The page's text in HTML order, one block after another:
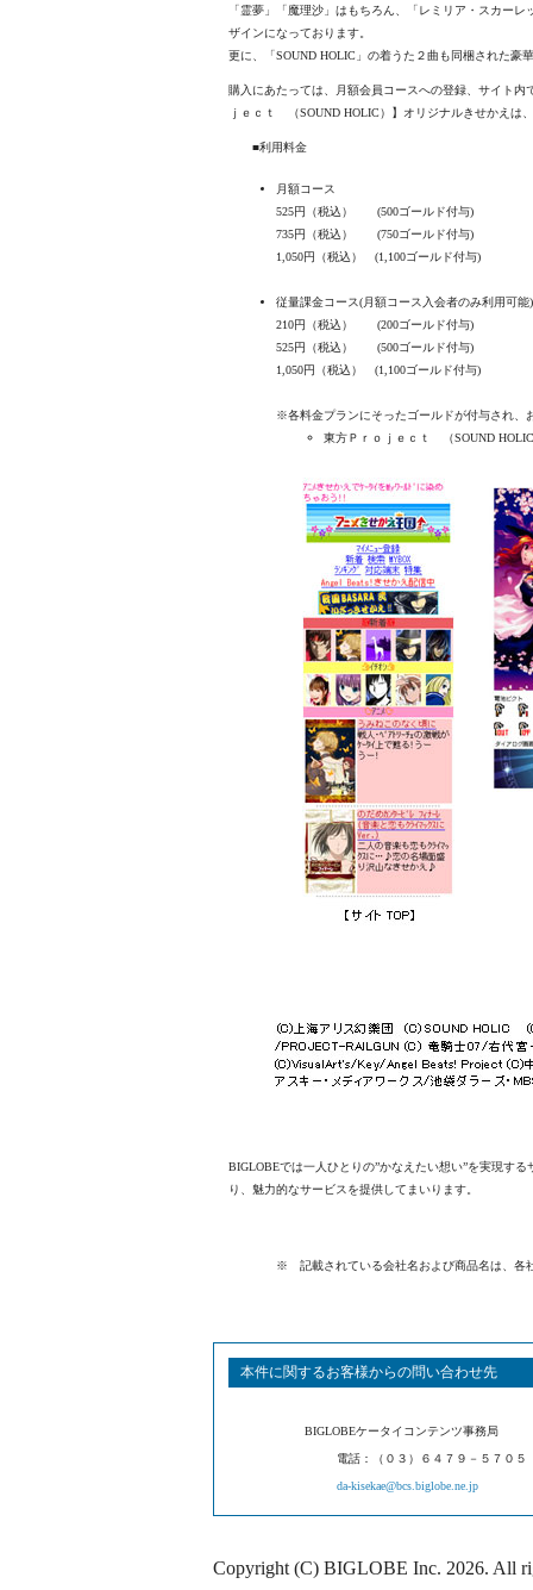
「霊夢」「魔理沙」はもちろん、「レミリア・スカー
ザインになっております。
更に、「SOUND HOLIC」の着うた２曲も同梱された豪
購入にあたっては、月額会員コースへの登録、サイト
ｊｅｃｔ （SOUND HOLIC）】オリジナルきせかえ
■利用料金
月額コース
525円（税込） (500ゴールド付与)
735円（税込） (750ゴールド付与)
1,050円（税込） (1,100ゴールド付与)
従量課金コース(月額コース入会者のみ利用可能)
210円（税込） (200ゴールド付与)
525円（税込） (500ゴールド付与)
1,050円（税込） (1,100ゴールド付与)
※各料金プランにそったゴールドが付与され、
東方Ｐｒｏｊｅｃｔ （SOUND
BIGLOBEでは一人ひとりの”かなえたい想い”を実現す
り、魅力的なサービスを提供してまいります。
※ 記載されている会社名および商品名は、各
本件に関するお客様からの問い合わせ先
BIGLOBEケータイコンテンツ事務局
電話：（０３）６４７９－５７０５
da-kisekae@bcs.biglobe.ne.jp
Copyright (C) BIGLOBE Inc. 2026. All